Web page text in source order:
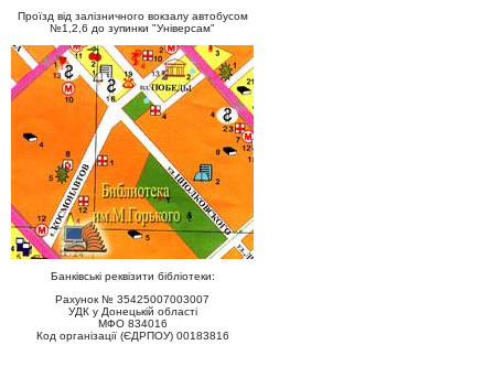
Проїзд від залізничного вокзалу автобусом
№1,2,6 до зупинки "Універсам"
Банківські реквізити бібліотеки:
Рахунок № 35425007003007
УДК у Донецькій області
МФО 834016
Код організації (ЄДРПОУ) 00183816